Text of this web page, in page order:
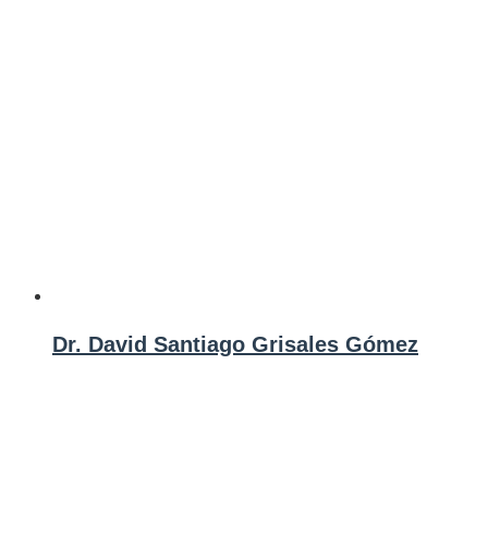
Dr. David Santiago Grisales Gómez